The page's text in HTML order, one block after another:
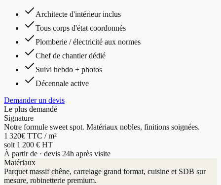
Architecte d'intérieur inclus
Tous corps d'état coordonnés
Plomberie / électricité aux normes
Chef de chantier dédié
Suivi hebdo + photos
Décennale active
Demander un devis
Le plus demandé
Signature
Notre formule sweet spot. Matériaux nobles, finitions soignées.
1 320€ TTC / m²
soit 1 200 € HT
À partir de · devis 24h après visite
Matériaux
Parquet massif chêne, carrelage grand format, cuisine et SDB sur
mesure, robinetterie premium.